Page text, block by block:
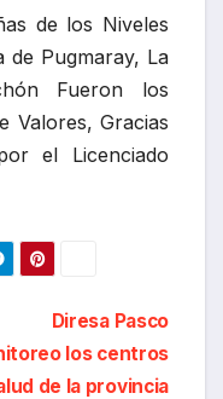
de los Niveles
de Pugmaray, La
Fueron los
Valores, Gracias
el Licenciado
Diresa Pasco
los centros
de la provincia